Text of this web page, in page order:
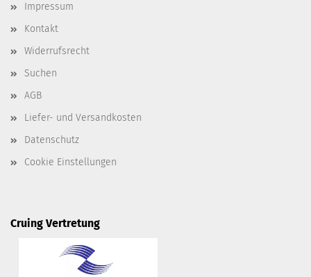
Impressum
Kontakt
Widerrufsrecht
Suchen
AGB
Liefer- und Versandkosten
Datenschutz
Cookie Einstellungen
Cruing Vertretung